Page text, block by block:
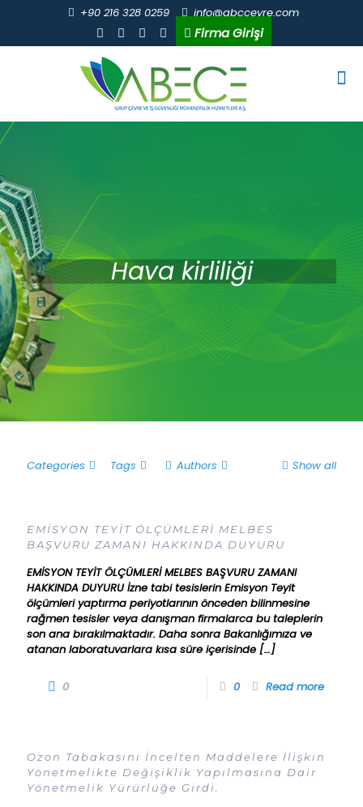
+90 216 328 0259 info@abccevre.com
Firma Girişi
Hava kirliliği
Categories Tags Authors Show all
EMİSYON TEYİT ÖLÇÜMLERİ MELBES
BAŞVURU ZAMANI HAKKINDA DUYURU
EMİSYON TEYİT ÖLÇÜMLERİ MELBES BAŞVURU ZAMANI
HAKKINDA DUYURU İzne tabi tesislerin Emisyon Teyit
ölçümleri yaptırma periyotlarının önceden bilinmesine
rağmen tesisler veya danışman firmalarca bu taleplerin
son ana bırakılmaktadır. Daha sonra Bakanlığımıza ve
atanan laboratuvarlara kısa süre içerisinde[…]
0 0 Read more
Ozon Tabakasını İncelten Maddelere İlişkin
Yönetmelikte Değişiklik Yapılmasına Dair
Yönetmelik Yürürlüğe Girdi.